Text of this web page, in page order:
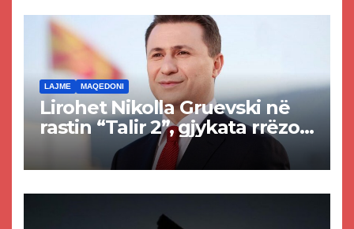
LAJME MAQEDONI
Lirohet Nikolla Gruevski në
rastin “Talir 2”, gjykata rrëzon
akuzat për ndërtimin e
paligjshëm të selisë së